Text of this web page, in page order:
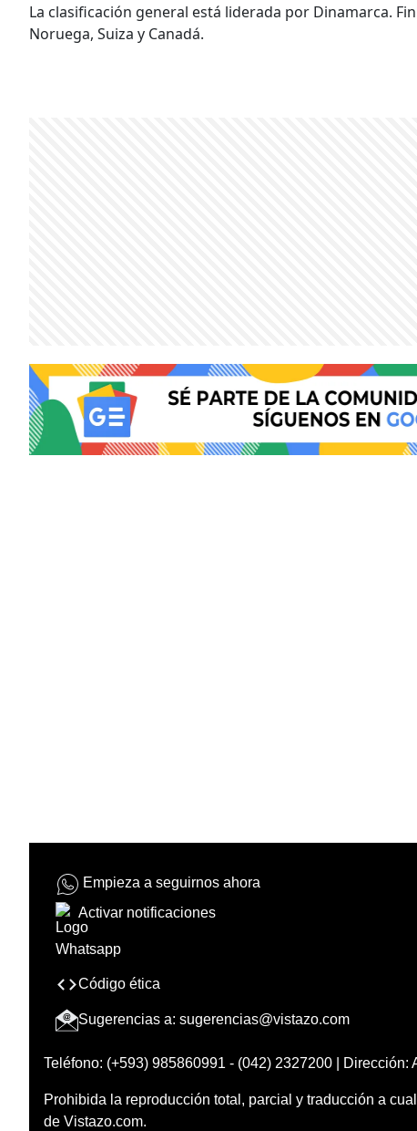
La clasificación general está liderada por Dinamarca.
Noruega, Suiza y Canadá.
Empieza a seguirnos ahora
Activar notificaciones
Código ética
Sugerencias a: sugerencias@vistazo.com
Teléfono: (+593) 985860991 - (042) 2327200 | Dirección:
Prohibida la reproducción total, parcial y traducción a
de Vistazo.com.